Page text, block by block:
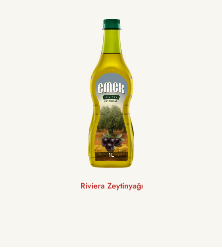
Riviera Zeytinyağı